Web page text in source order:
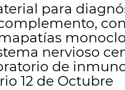
para
nervioso
de
12 de Octubre